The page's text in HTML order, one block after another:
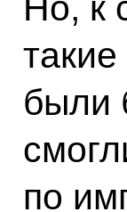
были
по